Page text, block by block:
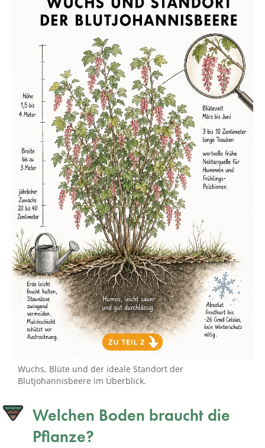
Wuchs, Blüte und der ideale Standort der
Blutjohannisbeere im Überblick.
Welchen Boden braucht die
Pflanze?